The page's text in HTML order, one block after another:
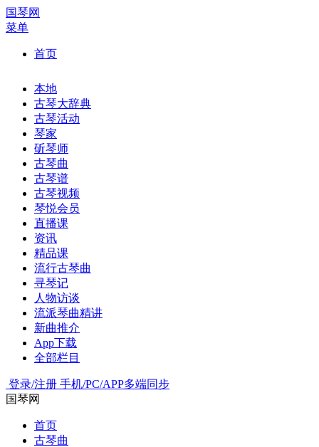
国琴网
菜单
首页
本地
古琴大辞典
古琴活动
琴家
斫琴师
古琴曲
古琴谱
古琴视频
琴悦会员
直播课
资讯
精品课
流行古琴曲
寻琴记
人物访谈
流派琴曲精讲
新曲推介
App下载
全部栏目
登录/注册 手机/PC/APP多端同步
国琴网
首页
古琴曲